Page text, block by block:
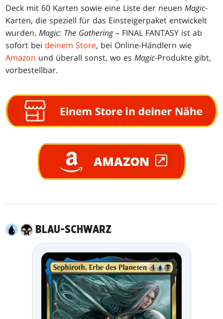
Deck mit 60 Karten sowie eine Liste der neuenMagic-
Karten, die speziell für das Einsteigerpaket entwickelt
wurden. Magic: The Gathering– FINAL FANTASY ist ab
sofort bei deinem Store, bei Online-Händlern wie
Amazon und überall sonst, wo esMagic-Produkte gibt,
vorbestellbar.
BLAU-SCHWARZ